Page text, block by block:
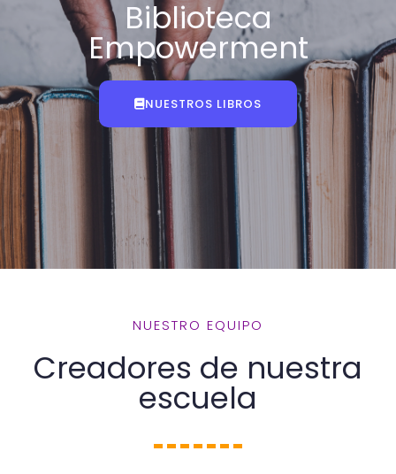
Biblioteca
Empowerment
NUESTROS LIBROS
NUESTRO EQUIPO
Creadores de nuestra
escuela